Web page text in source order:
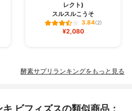
レクト)
スルスルこうそ
3.84(2)
¥2,080
酵素サプリランキングをもっと見る